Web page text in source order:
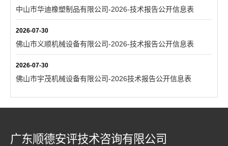
中山市华迪橡塑制品有限公司-2026-技术报告公开信息表
2026-07-30
佛山市义顺机械设备有限公司-2026-技术报告公开信息表
2026-07-30
佛山市宇茂机械设备有限公司-2026技术报告公开信息表
广东顺德安评技术咨询有限公司